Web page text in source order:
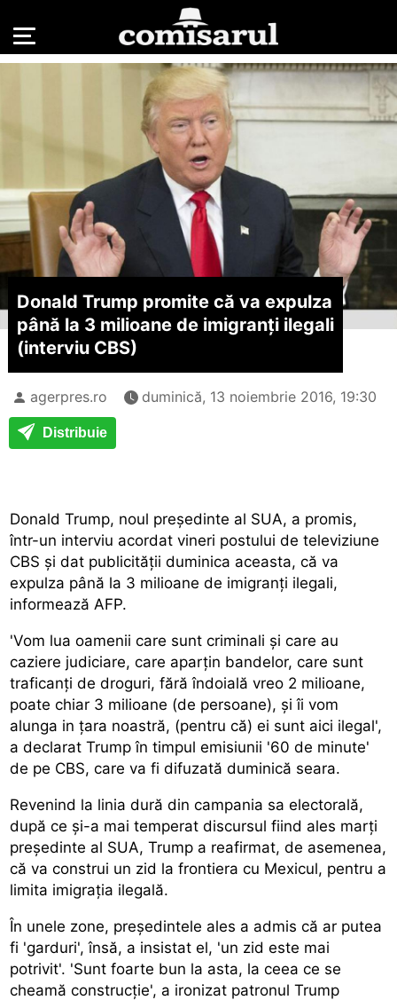
Donald Trump promite că va expulza
până la 3 milioane de imigranți ilegali
(interviu CBS)
agerpres.ro duminică, 13 noiembrie 2016, 19:30
Distribuie
Donald Trump, noul președinte al SUA, a promis,
într-un interviu acordat vineri postului de televiziune
CBS și dat publicității duminica aceasta, că va
expulza până la 3 milioane de imigranți ilegali,
informează AFP.
'Vom lua oamenii care sunt criminali și care au
caziere judiciare, care aparțin bandelor, care sunt
traficanți de droguri, fără îndoială vreo 2 milioane,
poate chiar 3 milioane (de persoane), și îi vom
alunga in țara noastră, (pentru că) ei sunt aici ilegal',
a declarat Trump în timpul emisiunii '60 de minute'
de pe CBS, care va fi difuzată duminică seara.
Revenind la linia dură din campania sa electorală,
după ce și-a mai temperat discursul fiind ales marți
președinte al SUA, Trump a reafirmat, de asemenea,
că va construi un zid la frontiera cu Mexicul, pentru a
limita imigrația ilegală.
În unele zone, președintele ales a admis că ar putea
fi 'garduri', însă, a insistat el, 'un zid este mai
potrivit'. 'Sunt foarte bun la asta, la ceea ce se
cheamă construcție', a ironizat patronul Trump